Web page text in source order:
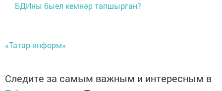
БДИны быел кемнәр тапшырган?
«Татар-информ»
Следите за самым важным и интересным в